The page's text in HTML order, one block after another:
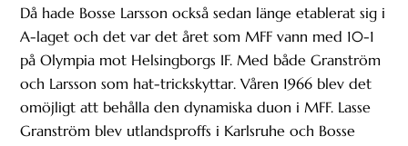
Då hade Bosse Larsson också sedan länge etablerat sig i
A-laget och det var det året som MFF vann med 10-1
på Olympia mot Helsingborgs IF. Med både Granström
och Larsson som hat-trickskyttar. Våren 1966 blev det
omöjligt att behålla den dynamiska duon i MFF. Lasse
Granström blev utlandsproffs i Karlsruhe och Bosse